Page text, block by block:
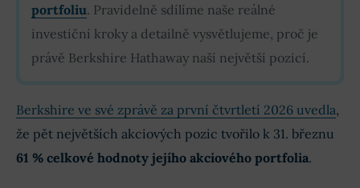
portfoliu. Pravidelně sdílíme naše reálné
investiční kroky a detailně vysvětlujeme, proč je
právě Berkshire Hathaway naší největší pozicí.
Berkshire ve své zprávě za první čtvrtletí 2026 uvedla,
že pět největších akciových pozic tvořilo k 31. březnu
61 % celkové hodnoty jejího akciového portfolia.